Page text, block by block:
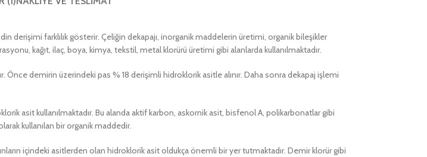
derişimi farklılık gösterir. Çeliğin dekapajı, inorganik maddelerin üretimi, organik bileşikler
kağıt, ilaç, boya, kimya, tekstil, metal klorürü üretimi gibi alanlarda kullanılmaktadır.
demirin üzerindeki pas % 18 derişimli hidroklorik asitle alınır. Daha sonra dekapaj işlemi
asit kullanılmaktadır. Bu alanda aktif karbon, askornik asit, bisfenol A, polikarbonatlar gibi
kullanılan bir organik maddedir.
içindeki asitlerden olan hidroklorik asit oldukça önemli bir yer tutmaktadır. Demir klorür gibi